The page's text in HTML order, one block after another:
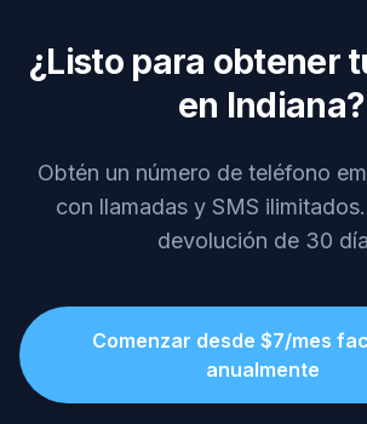
¿Listo para obtener
en Indiana?
Obtén un número de teléfono
con llamadas y SMS
devolución de 30
Comenzar desde $7/mes
anualmente